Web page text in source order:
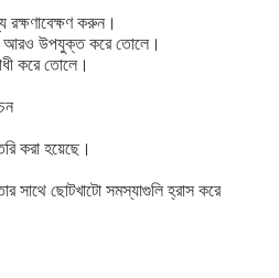
রক্ষণাবেক্ষণ করুন।
আরও উপযুক্ত করে তোলে।
করে তোলে।
করা হয়েছে।
সাথে ছোটখাটো সমস্যাগুলি হ্রাস করে